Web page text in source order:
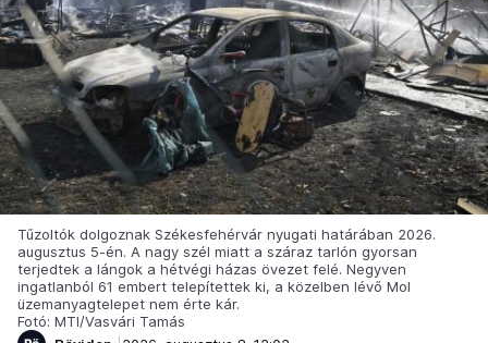
Tűzoltók dolgoznak Székesfehérvár nyugati határában 2026.
augusztus 5-én. A nagy szél miatt a száraz tarlón gyorsan
terjedtek a lángok a hétvégi házas övezet felé. Negyven
ingatlanból 61 embert telepítettek ki, a közelben lévő Mol
üzemanyagtelepet nem érte kár.
Fotó: MTI/Vasvári Tamás